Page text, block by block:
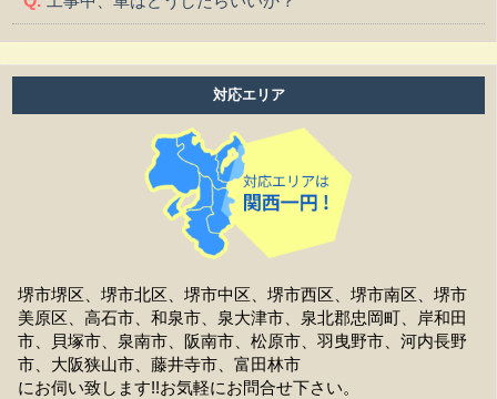
工事中、気になる事や相談などがある場合はどうすれば
よいですか？
工事中は留守をしても大丈夫ですか？
施工後の保証はどうなっていますか？
作業時間は何時から何時までですか？
家の周囲に荷物を置いてますが、どこまで片付ければよ
洗濯物は干せますか？
工事前の近隣への挨拶はどうなりますか？
対応エリア
堺市堺区、堺市北区、堺市中区、堺市西区、堺市南区、堺市
美原区、高石市、和泉市、泉大津市、泉北郡忠岡町、岸和田
市、貝塚市、泉南市、阪南市、松原市、羽曳野市、河内長野
市、大阪狭山市、藤井寺市、富田林市
にお伺い致します!!お気軽にお問合せ下さい。